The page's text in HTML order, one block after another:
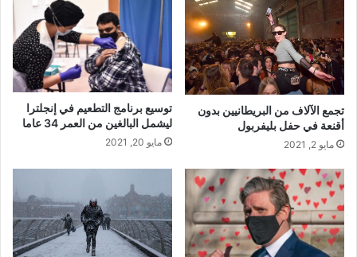
تجمع الآلاف من البريطانيين بدون
أقنعة في حفل بليفربول
مايو 2, 2021
توسيع برنامج التطعيم في إنجلترا
ليشمل البالغين من العمر 34 عاما
مايو 20, 2021